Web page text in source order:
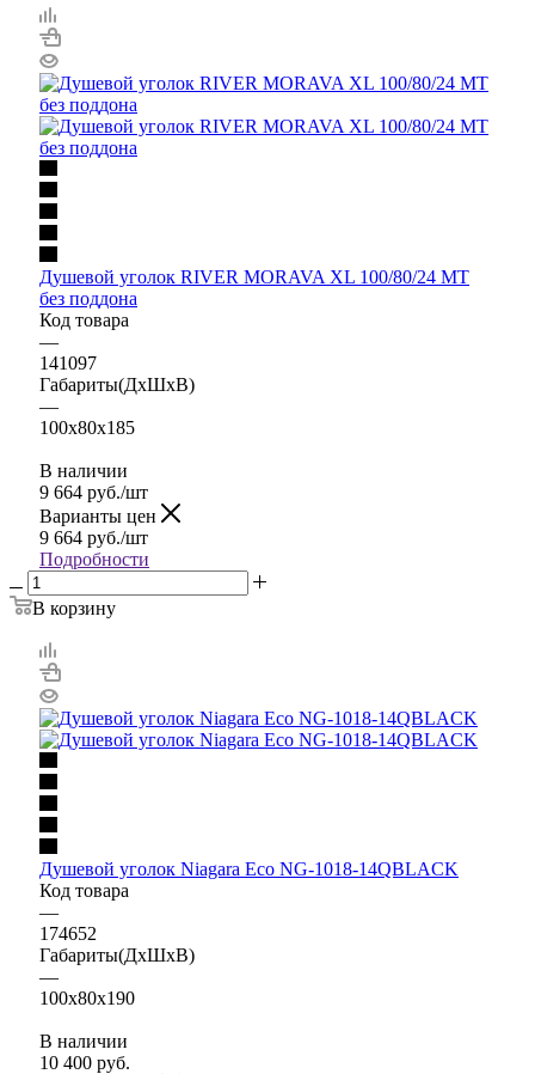
Душевой уголок RIVER MORAVA XL 100/80/24 МТ
без поддона
Код товара
—
141097
Габариты(ДхШхВ)
—
100x80x185
В наличии
9 664 руб./шт
Варианты цен
9 664 руб./шт
Подробности
В корзину
Душевой уголок Niagara Eco NG-1018-14QBLACK
Код товара
—
174652
Габариты(ДхШхВ)
—
100x80x190
В наличии
10 400 руб.